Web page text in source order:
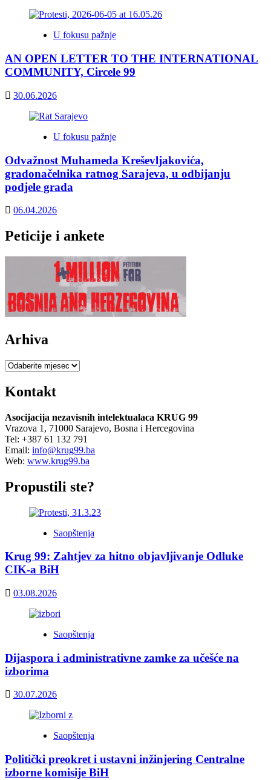
U fokusu pažnje
AN OPEN LETTER TO THE INTERNATIONAL
COMMUNITY, Circele 99
30.06.2026
U fokusu pažnje
Odvažnost Muhameda Kreševljakovića,
gradonačelnika ratnog Sarajeva, u odbijanju
podjele grada
06.04.2026
Peticije i ankete
Arhiva
Arhiva
Kontakt
Asocijacija nezavisnih intelektualaca KRUG 99
Vrazova 1, 71000 Sarajevo, Bosna i Hercegovina
Tel: +387 61 132 791
Email: info@krug99.ba
Web: www.krug99.ba
Propustili ste?
Saopštenja
Krug 99: Zahtjev za hitno objavljivanje Odluke
CIK-a BiH
03.08.2026
Saopštenja
Dijaspora i administrativne zamke za učešće na
izborima
30.07.2026
Saopštenja
Politički preokret i ustavni inžinjering Centralne
izborne komisije BiH